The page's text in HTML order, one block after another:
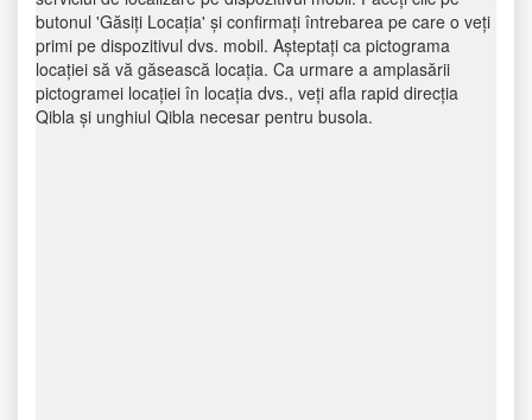
butonul 'Găsiți Locația' și confirmați întrebarea pe care o veți
primi pe dispozitivul dvs. mobil. Așteptați ca pictograma
locației să vă găsească locația. Ca urmare a amplasării
pictogramei locației în locația dvs., veți afla rapid direcția
Qibla și unghiul Qibla necesar pentru busola.